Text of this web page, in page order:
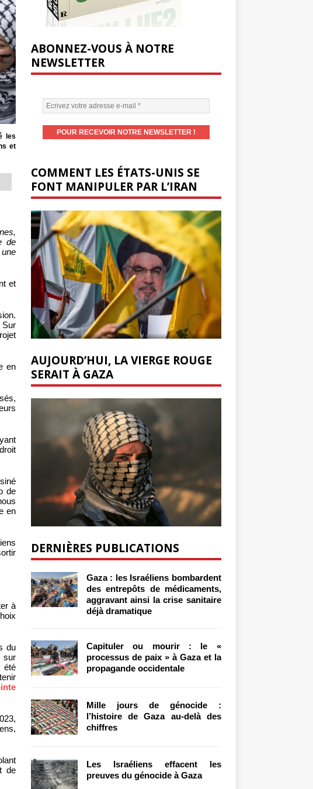
les
et
de
et
Sur
en
de
en
à
du
sur
été
de
ABONNEZ-VOUS À NOTRE
NEWSLETTER
COMMENT LES ÉTATS-UNIS SE
FONT MANIPULER PAR L’IRAN
AUJOURD’HUI, LA VIERGE ROUGE
SERAIT À GAZA
DERNIÈRES PUBLICATIONS
Gaza : les Israéliens bombardent
des entrepôts de médicaments,
aggravant ainsi la crise sanitaire
déjà dramatique
Capituler ou mourir : le «
processus de paix » à Gaza et la
propagande occidentale
Mille jours de génocide :
l’histoire de Gaza au-delà des
chiffres
Les Israéliens effacent les
preuves du génocide à Gaza